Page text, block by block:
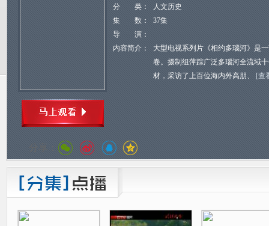
分 类：
人文历史
集 数：
37集
导 演：
内容简介：
大型电视系列片《相约多瑙河》是
卷。摄制组萍踪广泛多瑙河全流域
材，采访了上百位海内外高朋、
[查
分享：